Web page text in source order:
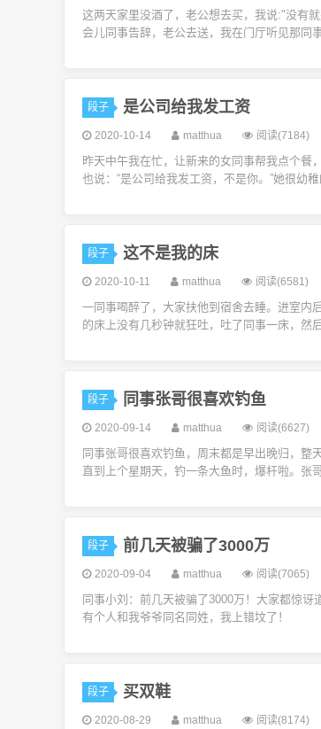
这两天家里没酒了，老公想去买，我说:"没有
会儿同事告辞，老公去送，我在门厅听见那同
段子 是公司给我发工资
2020-10-14 matthua 阅读(7184)
昨天中午我在忙，让新来的女同事帮我点个餐
也说：“是公司给我发工资，不是你。”她很幼
段子 这不是我的床
2020-10-11 matthua 阅读(6581)
一同事喝醉了，大家扶他到宿舍去睡。进室内
的床上没有几秒钟就狂吐，吐了同事一床，然
段子 同事张哥很喜欢钓鱼
2020-09-14 matthua 阅读(6627)
同事张哥很喜欢钓鱼，周末都是早出晚归，整
直到上个星期天，钓一条大鱼时，爆杆啦。张
段子 前几天被骗了3000万
2020-09-04 matthua 阅读(7065)
同事小刘：前几天被骗了3000万！大家都惊讶
有个人和我爷爷同名同姓，我上错坟了！
段子 买双鞋
2020-08-29 matthua 阅读(8174)